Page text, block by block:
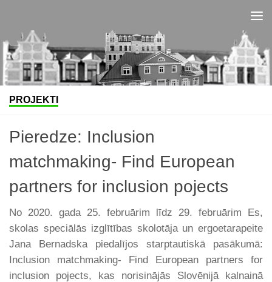
PROJEKTI
Pieredze: Inclusion
matchmaking- Find European
partners for inclusion pojects
No 2020. gada 25. februārim līdz 29. februārim Es,
skolas speciālās izglītības skolotāja un ergoetarapeite
Jana Bernadska piedalījos starptautiskā pasākumā:
Inclusion matchmaking- Find European partners for
inclusion pojects, kas norisinājās Slovēnijā kalnainā